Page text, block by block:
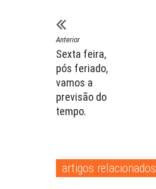
Anterior
Sexta feira,
pós feriado,
vamos a
previsão do
tempo.
artigos relacionados